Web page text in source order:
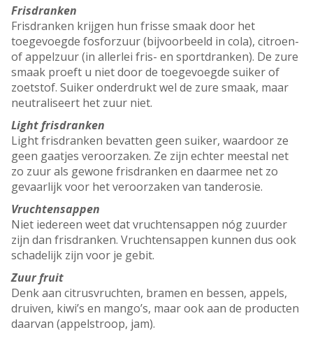
Frisdranken
Frisdranken krijgen hun frisse smaak door het
toegevoegde fosforzuur (bijvoorbeeld in cola), citroen-
of appelzuur (in allerlei fris- en sportdranken). De zure
smaak proeft u niet door de toegevoegde suiker of
zoetstof. Suiker onderdrukt wel de zure smaak, maar
neutraliseert het zuur niet.
Light frisdranken
Light frisdranken bevatten geen suiker, waardoor ze
geen gaatjes veroorzaken. Ze zijn echter meestal net
zo zuur als gewone frisdranken en daarmee net zo
gevaarlijk voor het veroorzaken van tanderosie.
Vruchtensappen
Niet iedereen weet dat vruchtensappen nóg zuurder
zijn dan frisdranken. Vruchtensappen kunnen dus ook
schadelijk zijn voor je gebit.
Zuur fruit
Denk aan citrusvruchten, bramen en bessen, appels,
druiven, kiwi’s en mango’s, maar ook aan de producten
daarvan (appelstroop, jam).